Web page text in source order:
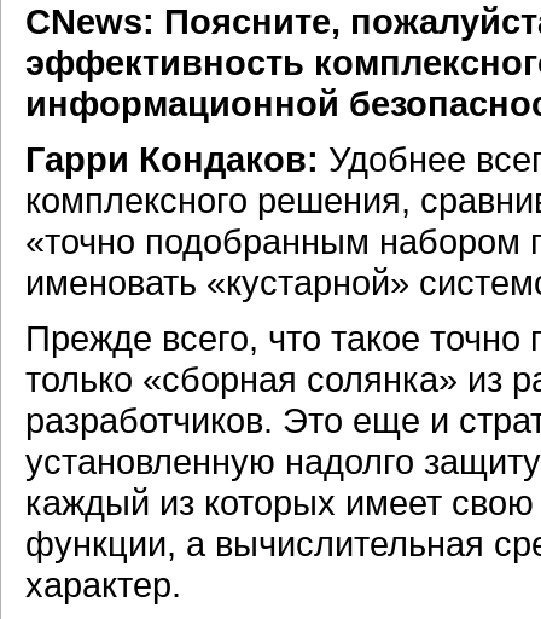
CNews: Поясните,
эффективность
информационной
Гарри Кондаков: Удобнее
комплексного решения,
«точно подобранным набором
именовать «кустарной»
Прежде всего, что такое
только «сборная солянка» из
разработчиков. Это еще и
установленную надолго
каждый из которых имеет
функции, а вычислительная
характер.